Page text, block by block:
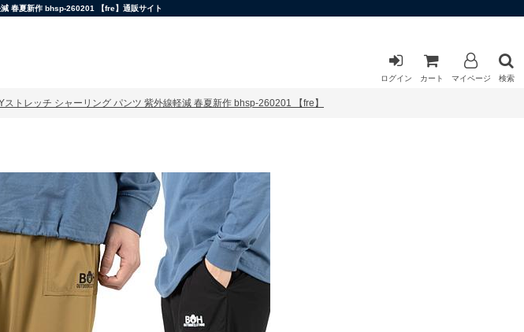
春夏新作 bhsp-260201 【fre】通販サイト
ログイン カート マイページ 検索
トレッチ シャーリング パンツ 紫外線軽減 春夏新作 bhsp-260201 【fre】